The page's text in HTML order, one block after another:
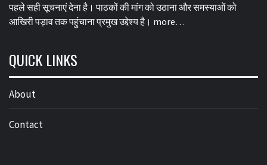
पहले सही सूचनाएं देना है। पाठकों की मांग को उठाना और समस्याओं को
आखिरी पड़ाव तक पहुंचाना प्रमुख उद्देश्य है। more…
QUICK LINKS
About
Contact